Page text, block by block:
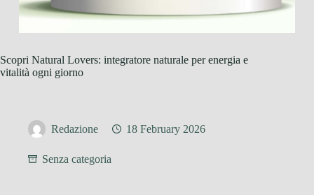
Scopri Natural Lovers: integratore naturale per energia e
vitalità ogni giorno
Redazione 18 February 2026
Senza categoria